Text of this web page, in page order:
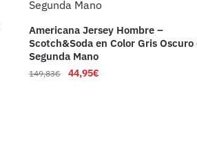
Americana Jersey Hombre –
Scotch&Soda en Color Gris Oscuro
Segunda Mano
149,83€ 44,95€